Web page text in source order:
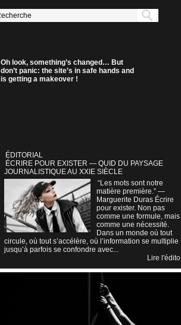
Oh look, something’s changed… But
don’t panic: the site’s in safe hands and
is getting a makeover !
ÉDITORIAL
ÉCRIRE POUR EXISTER — QUID DU PAYSAGE
JOURNALISTIQUE AU XXIE SIÈCLE
“Les mots sont notre
matière première.” —
Marguerite Duras Écrire
pour exister. Non pas
comme une formule, mais
comme une nécessité.
Dans un monde où tout
circule, où tout s’accélère, où l’information se multiplie
jusqu’à parfois se confondre avec...
Lire l'édito